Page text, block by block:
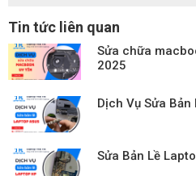
Tin tức liên quan
Sửa chữa
2025
Dịch Vụ Sửa
Sửa Bản Lề